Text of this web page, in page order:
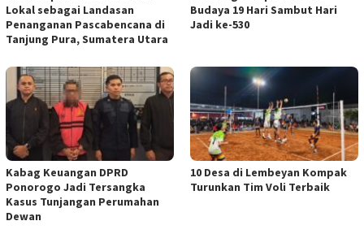
Lokal sebagai Landasan
Penanganan Pascabencana di
Tanjung Pura, Sumatera Utara
Budaya 19 Hari Sambut Hari
Jadi ke-530
Kabag Keuangan DPRD
Ponorogo Jadi Tersangka
Kasus Tunjangan Perumahan
Dewan
10 Desa di Lembeyan Kompak
Turunkan Tim Voli Terbaik